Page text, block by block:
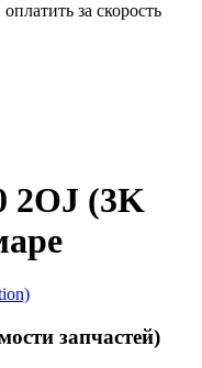
за скорость
2OJ (3K
запчастей)